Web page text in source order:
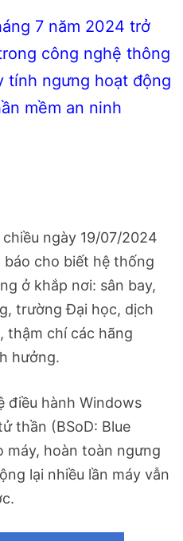
7 năm 2024 trở
công nghệ thông
tính ngưng hoạt động
mềm an ninh
ngày 19/07/2024
báo cho biết hệ thống
ở khắp nơi: sân bay,
trường Đại học, dịch
thậm chí các hãng
hưởng.
điều hành Windows
thần (BSoD: Blue
máy, hoàn toàn ngưng
lại nhiều lần máy vẫn